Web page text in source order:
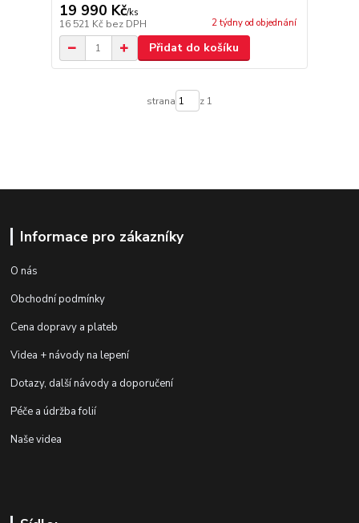
19 990 Kč/ks
16 521 Kč bez DPH 2 týdny od objednání
Přidat do košíku
strana z 1
Informace pro zákazníky
O nás
Obchodní podmínky
Cena dopravy a plateb
Videa + návody na lepení
Dotazy, další návody a doporučení
Péče a údržba folií
Naše videa